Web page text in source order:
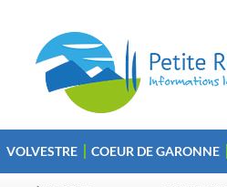
VOLVESTRE COEUR DE GARONNE